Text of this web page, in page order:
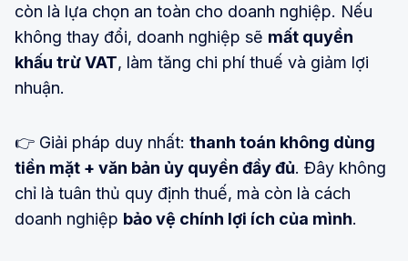
còn là lựa chọn an toàn cho doanh nghiệp. Nếu
không thay đổi, doanh nghiệp sẽ mất quyền
khấu trừ VAT, làm tăng chi phí thuế và giảm lợi
nhuận.
👉 Giải pháp duy nhất: thanh toán không dùng
tiền mặt + văn bản ủy quyền đầy đủ. Đây không
chỉ là tuân thủ quy định thuế, mà còn là cách
doanh nghiệp bảo vệ chính lợi ích của mình.